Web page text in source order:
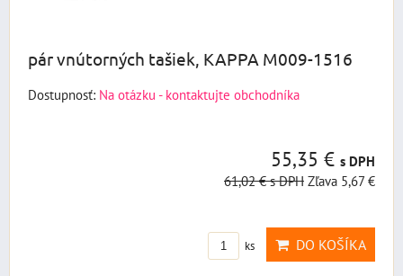
pár vnútorných tašiek, KAPPA M009-1516
Dostupnosť: Na otázku - kontaktujte obchodníka
55,35 € s DPH
61,02 €s DPH Zľava 5,67 €
ks DO KOŠÍKA